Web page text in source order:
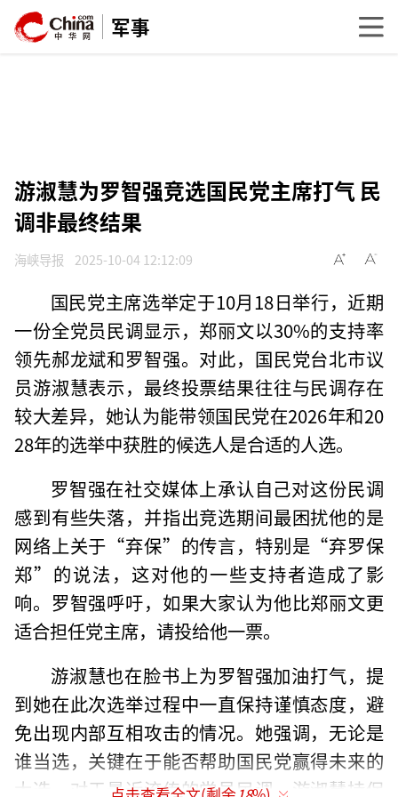
军事
游淑慧为罗智强竞选国民党主席打气 民
调非最终结果
海峡导报 2025-10-04 12:12:09
国民党主席选举定于10月18日举行，近期
一份全党员民调显示，郑丽文以30%的支持率
领先郝龙斌和罗智强。对此，国民党台北市议
员游淑慧表示，最终投票结果往往与民调存在
较大差异，她认为能带领国民党在2026年和20
28年的选举中获胜的候选人是合适的人选。
罗智强在社交媒体上承认自己对这份民调
感到有些失落，并指出竞选期间最困扰他的是
网络上关于“弃保”的传言，特别是“弃罗保
郑”的说法，这对他的一些支持者造成了影
响。罗智强呼吁，如果大家认为他比郑丽文更
适合担任党主席，请投给他一票。
游淑慧也在脸书上为罗智强加油打气，提
到她在此次选举过程中一直保持谨慎态度，避
免出现内部互相攻击的情况。她强调，无论是
谁当选，关键在于能否帮助国民党赢得未来的
大选。对于最近流传的党员民调，游淑慧持保